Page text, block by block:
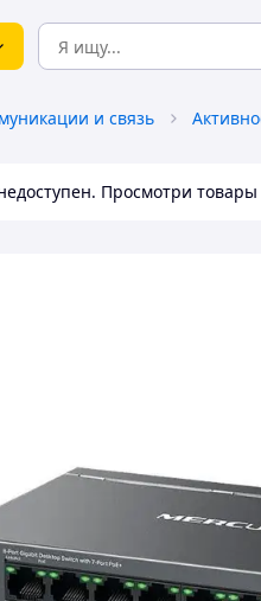
и связь
Просмотри товары